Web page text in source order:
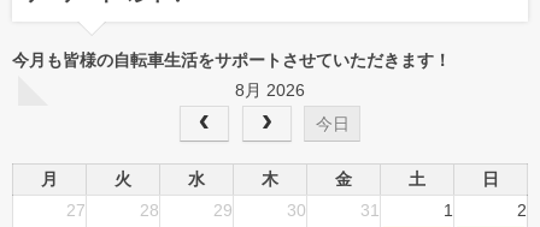
今月も皆様の自転車生活をサポートさせていただきます！
8月 2026
今日
月 火 水 木 金 土
日
27
28 29 30 31 1 2